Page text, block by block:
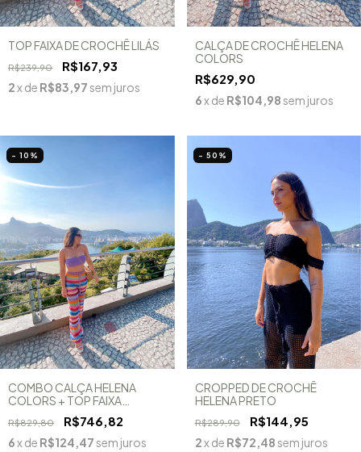
TOP FAIXA DE CROCHÊ LILÁS
R$239,90 R$167,93
2x de R$83,97 sem juros
CALÇA DE CROCHÊ HELENA
COLORS
R$629,90
6x de R$104,98 sem juros
- 10 %
COMBO CALÇA HELENA
COLORS + TOP FAIXA
R$829,80 R$746,82
6x de R$124,47 sem juros
- 50 %
CROPPED DE CROCHÊ
HELENA PRETO
R$289,90 R$144,95
2x de R$72,48 sem juros